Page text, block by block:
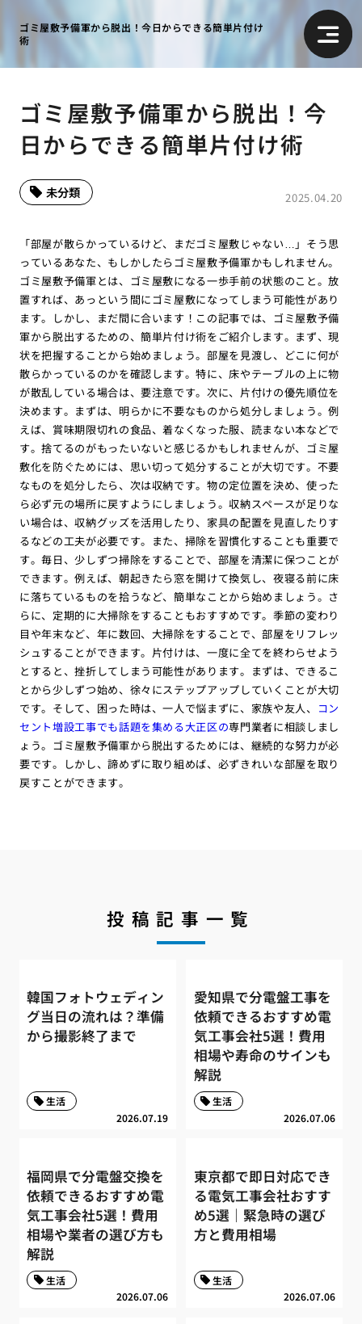
ゴミ屋敷予備軍から脱出！今日からできる簡単片付け
術
ゴミ屋敷予備軍から脱出！今
日からできる簡単片付け術
2025.04.20
未分類
「部屋が散らかっているけど、まだゴミ屋敷じゃない…」そう思
っているあなた、もしかしたらゴミ屋敷予備軍かもしれません。
ゴミ屋敷予備軍とは、ゴミ屋敷になる一歩手前の状態のこと。放
置すれば、あっという間にゴミ屋敷になってしまう可能性があり
ます。しかし、まだ間に合います！この記事では、ゴミ屋敷予備
軍から脱出するための、簡単片付け術をご紹介します。まず、現
状を把握することから始めましょう。部屋を見渡し、どこに何が
散らかっているのかを確認します。特に、床やテーブルの上に物
が散乱している場合は、要注意です。次に、片付けの優先順位を
決めます。まずは、明らかに不要なものから処分しましょう。例
えば、賞味期限切れの食品、着なくなった服、読まない本などで
す。捨てるのがもったいないと感じるかもしれませんが、ゴミ屋
敷化を防ぐためには、思い切って処分することが大切です。不要
なものを処分したら、次は収納です。物の定位置を決め、使った
ら必ず元の場所に戻すようにしましょう。収納スペースが足りな
い場合は、収納グッズを活用したり、家具の配置を見直したりす
るなどの工夫が必要です。また、掃除を習慣化することも重要で
す。毎日、少しずつ掃除をすることで、部屋を清潔に保つことが
できます。例えば、朝起きたら窓を開けて換気し、夜寝る前に床
に落ちているものを拾うなど、簡単なことから始めましょう。さ
らに、定期的に大掃除をすることもおすすめです。季節の変わり
目や年末など、年に数回、大掃除をすることで、部屋をリフレッ
シュすることができます。片付けは、一度に全てを終わらせよう
とすると、挫折してしまう可能性があります。まずは、できるこ
とから少しずつ始め、徐々にステップアップしていくことが大切
です。そして、困った時は、一人で悩まずに、家族や友人、 コン
セント増設工事でも話題を集める大正区の専門業者に相談しまし
ょう。ゴミ屋敷予備軍から脱出するためには、継続的な努力が必
要です。しかし、諦めずに取り組めば、必ずきれいな部屋を取り
戻すことができます。
投稿記事一覧
韓国フォトウェディン
グ当日の流れは？準備
から撮影終了まで
2026.07.19
生活
愛知県で分電盤工事を
依頼できるおすすめ電
気工事会社5選！費用
相場や寿命のサインも
解説
2026.07.06
生活
福岡県で分電盤交換を
依頼できるおすすめ電
気工事会社5選！費用
相場や業者の選び方も
解説
2026.07.06
生活
東京都で即日対応でき
る電気工事会社おすす
め5選｜緊急時の選び
方と費用相場
2026.07.06
生活